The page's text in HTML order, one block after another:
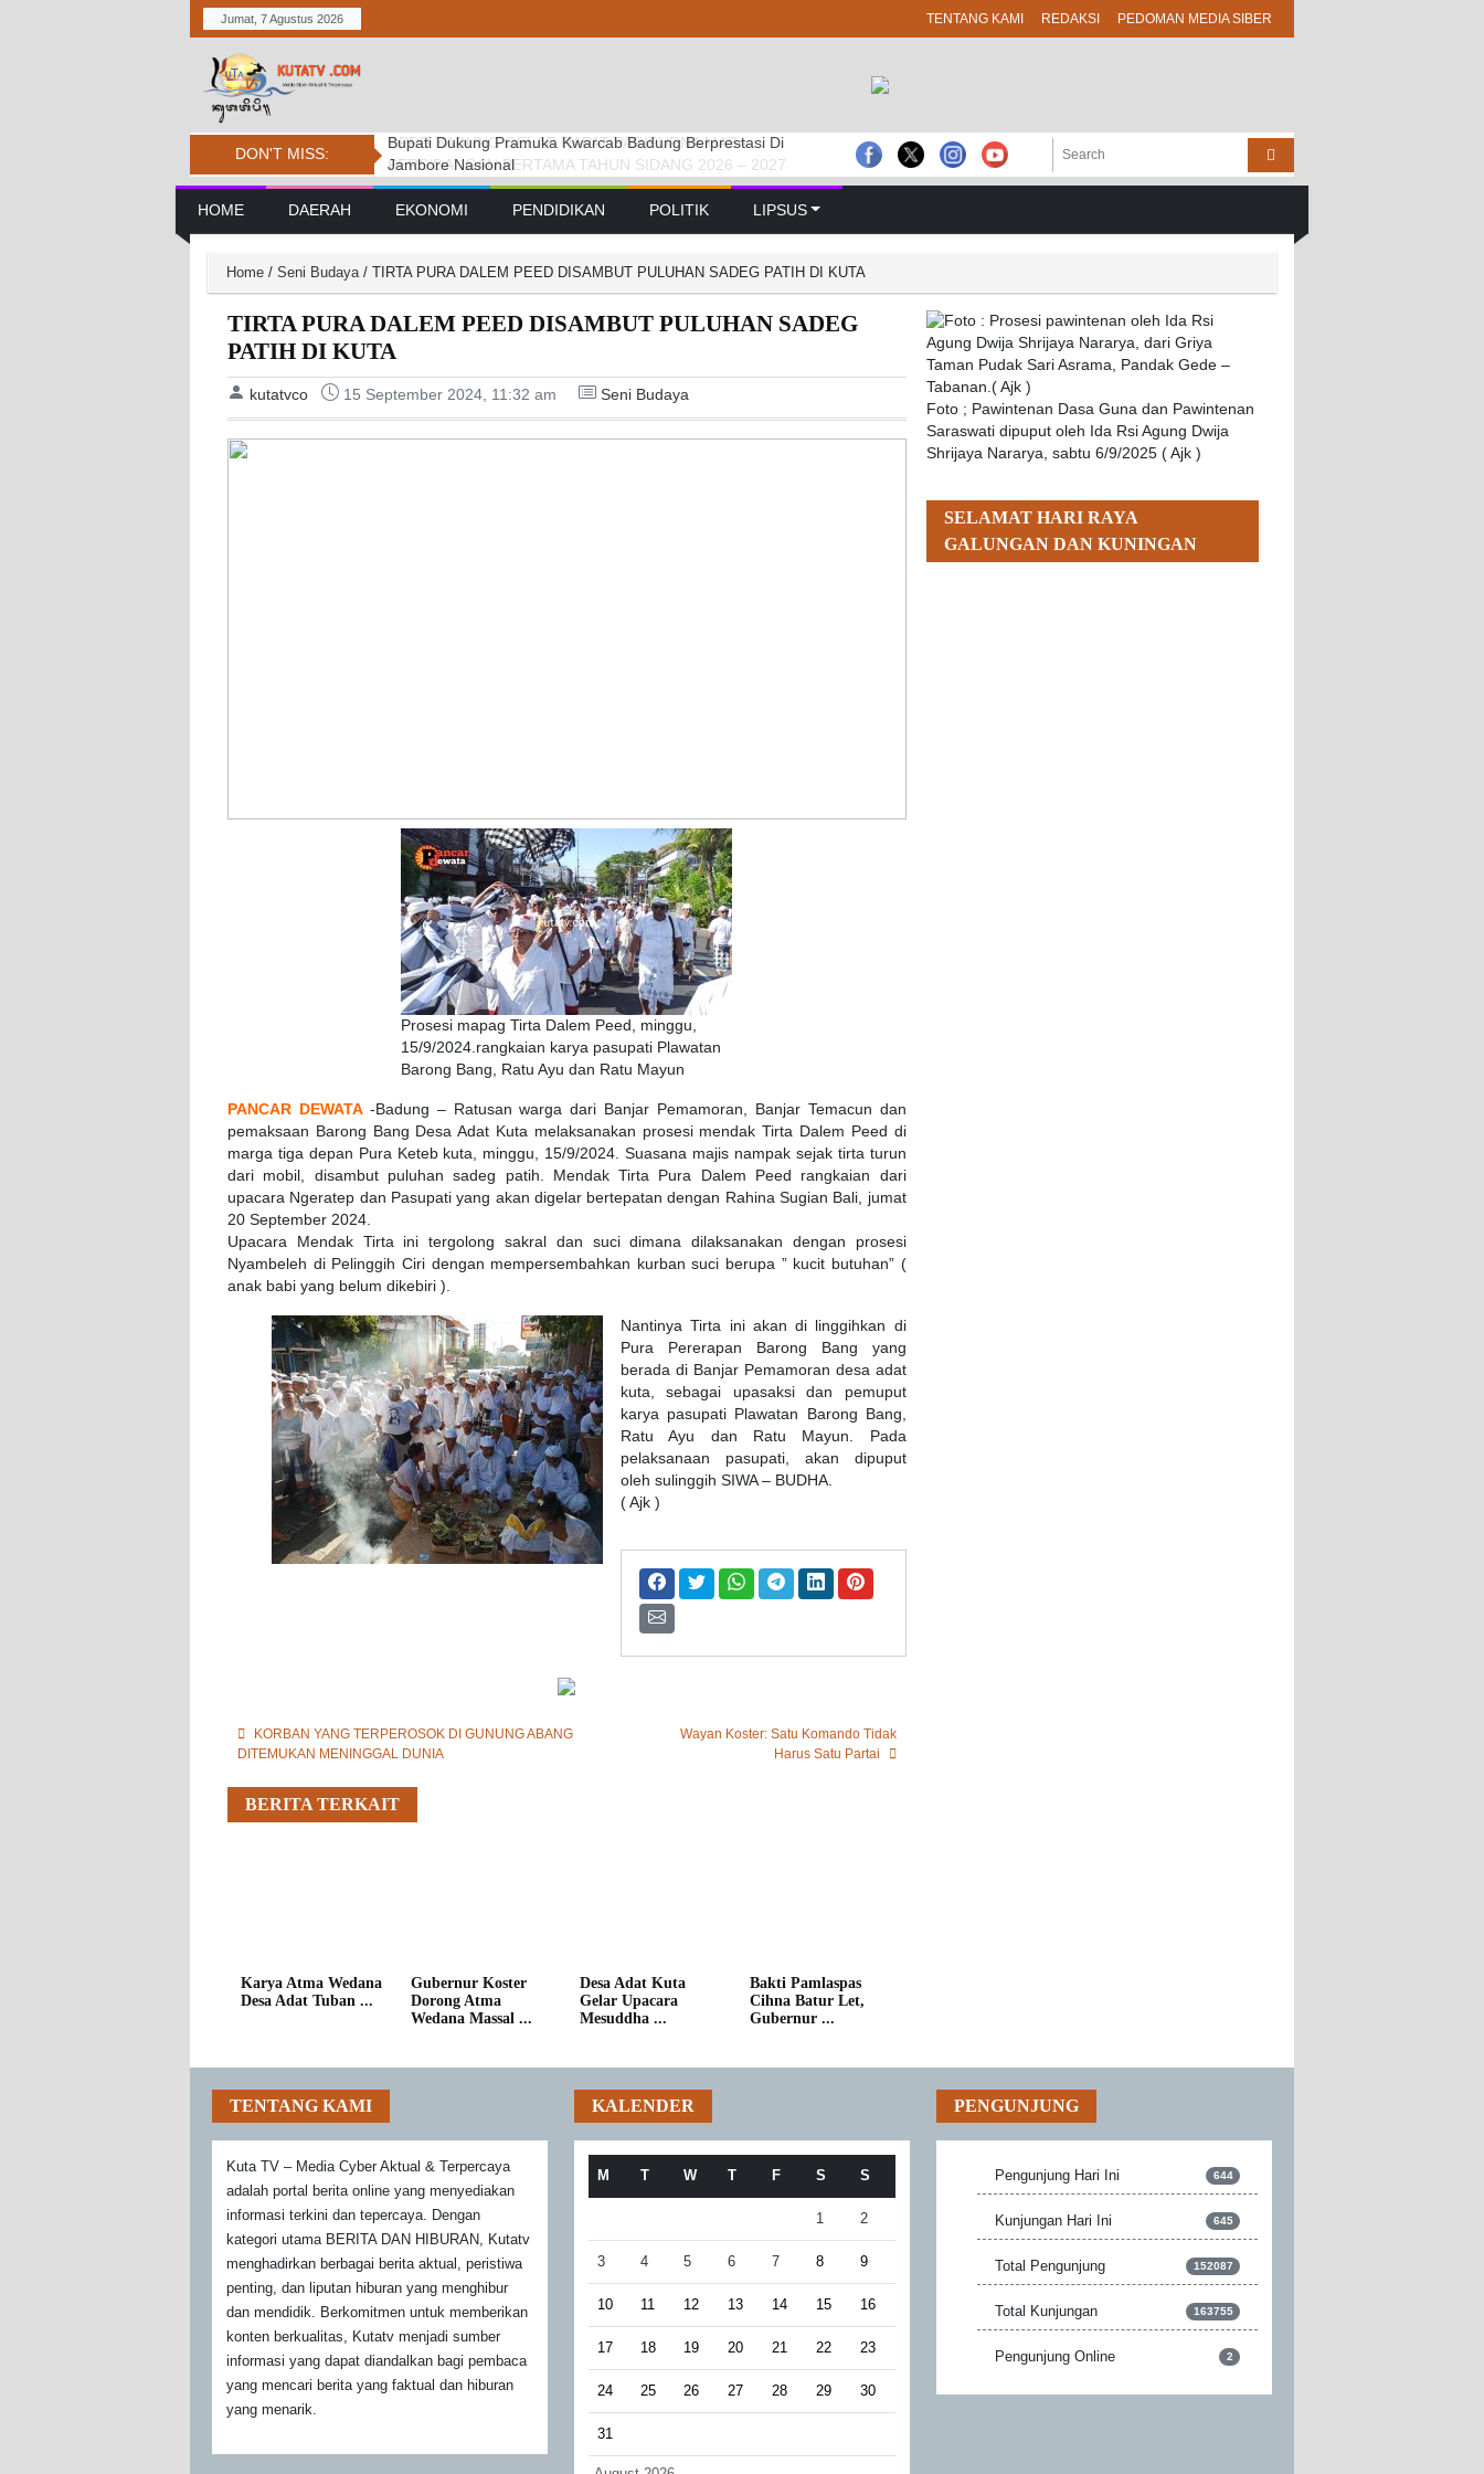
Jumat, 7 Agustus 2026 TENTANG KAMI REDAKSI PEDOMAN MEDIA SIBER
DON'T MISS:
Bupati Dukung Pramuka Kwarcab Badung Berprestasi Di
Jambore Nasional
Pemkab. Dan Dprd Badung Sepakati Kua-ppas 2027, Belanja
Daerah Tembus Rp 14,2 Triliun
DPRD BADUNG GELAR RAPAT PARIPURNA MASA
PERSIDANGAN PERTAMA TAHUN SIDANG 2026 – 2027
Main Navigation
HOME DAERAH EKONOMI PENDIDIKAN POLITIK LIPSUS
Home / Seni Budaya/ TIRTA PURA DALEM PEED DISAMBUT PULUHAN SADEG PATIH DI KUTA
TIRTA PURA DALEM PEED DISAMBUT PULUHAN SADEG
PATIH DI KUTA
kutatvco 15 September 2024, 11:32 am Seni Budaya
Prosesi mapag Tirta Dalem Peed, minggu,
15/9/2024.rangkaian karya pasupati Plawatan
Barong Bang, Ratu Ayu dan Ratu Mayun
PANCAR DEWATA -Badung – Ratusan warga dari Banjar Pemamoran, Banjar Temacun dan
pemaksaan Barong Bang Desa Adat Kuta melaksanakan prosesi mendak Tirta Dalem Peed di
marga tiga depan Pura Keteb kuta, minggu, 15/9/2024. Suasana majis nampak sejak tirta turun
dari mobil, disambut puluhan sadeg patih. Mendak Tirta Pura Dalem Peed rangkaian dari
upacara Ngeratep dan Pasupati yang akan digelar bertepatan dengan Rahina Sugian Bali, jumat
20 September 2024.
Upacara Mendak Tirta ini tergolong sakral dan suci dimana dilaksanakan dengan prosesi
Nyambeleh di Pelinggih Ciri dengan mempersembahkan kurban suci berupa ” kucit butuhan” (
anak babi yang belum dikebiri ).
Nantinya Tirta ini akan di linggihkan di
Pura Pererapan Barong Bang yang
berada di Banjar Pemamoran desa adat
kuta, sebagai upasaksi dan pemuput
karya pasupati Plawatan Barong Bang,
Ratu Ayu dan Ratu Mayun. Pada
pelaksanaan pasupati, akan dipuput
oleh sulinggih SIWA – BUDHA.
( Ajk )
KORBAN YANG TERPEROSOK DI GUNUNG ABANG
DITEMUKAN MENINGGAL DUNIA
Wayan Koster: Satu Komando Tidak
Harus Satu Partai
BERITA TERKAIT
Karya Atma Wedana
Desa Adat Tuban ...
Gubernur Koster
Dorong Atma
Wedana Massal ...
Desa Adat Kuta
Gelar Upacara
Mesuddha ...
Bakti Pamlaspas
Cihna Batur Let,
Gubernur ...
Foto ; Pawintenan Dasa Guna dan Pawintenan
Saraswati dipuput oleh Ida Rsi Agung Dwija
Shrijaya Nararya, sabtu 6/9/2025 ( Ajk )
SELAMAT HARI RAYA
GALUNGAN DAN KUNINGAN
TENTANG KAMI
Kuta TV – Media Cyber Aktual & Terpercaya
adalah portal berita online yang menyediakan
informasi terkini dan tepercaya. Dengan
kategori utama BERITA DAN HIBURAN, Kutatv
menghadirkan berbagai berita aktual, peristiwa
penting, dan liputan hiburan yang menghibur
dan mendidik. Berkomitmen untuk memberikan
konten berkualitas, Kutatv menjadi sumber
informasi yang dapat diandalkan bagi pembaca
yang mencari berita yang faktual dan hiburan
yang menarik.
KALENDER
M T W T F S S
1 2
3 4 5 6 7 8 9
10 11 12 13 14 15 16
17 18 19 20 21 22 23
24 25 26 27 28 29 30
31
PENGUNJUNG
Pengunjung Hari Ini 644
Kunjungan Hari Ini 645
Total Pengunjung 152087
Total Kunjungan 163755
Pengunjung Online 2